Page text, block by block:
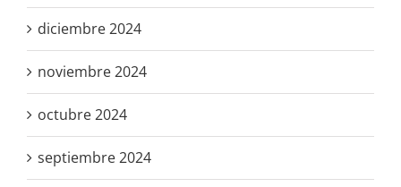
diciembre 2024
noviembre 2024
octubre 2024
septiembre 2024